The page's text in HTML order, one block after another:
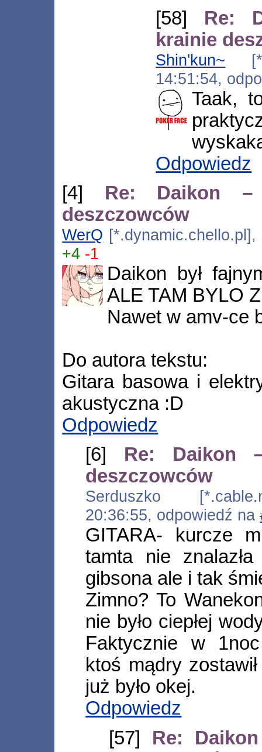
[58] Re:
krainie
Shin'kun~
14:51:54,
Taak,
Odpowiedz
[4] Re: Daikon
deszczowców
WerQ
+4 -1
Daikon był
ALE TAM BYLO
Nawet w amv-ce
Do autora tekstu:
Gitara basowa i
akustyczna :D
Odpowiedz
[6] Re: Daikon
deszczowców
Serduszko
20:36:55, odpowiedź na
GITARA- kurcze
tamta nie
gibsona ale i tak
Zimno? To
nie było ciepłej
Faktycznie w
ktoś mądry
już było okej.
Odpowiedz
[57] Re: